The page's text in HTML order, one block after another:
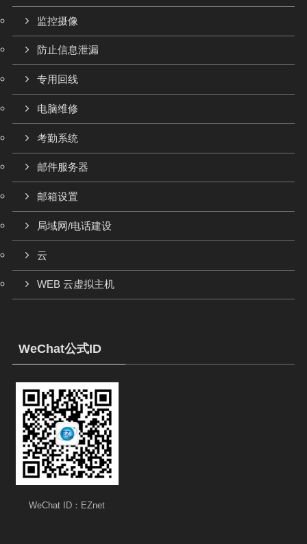
监控摄像
防止信息泄漏
专用回线
电脑维修
考勤系统
邮件服务器
邮箱设置
局域网/电话建设
云
WEB 云虚拟主机
WeChat公式ID
WeChat ID：EZnet